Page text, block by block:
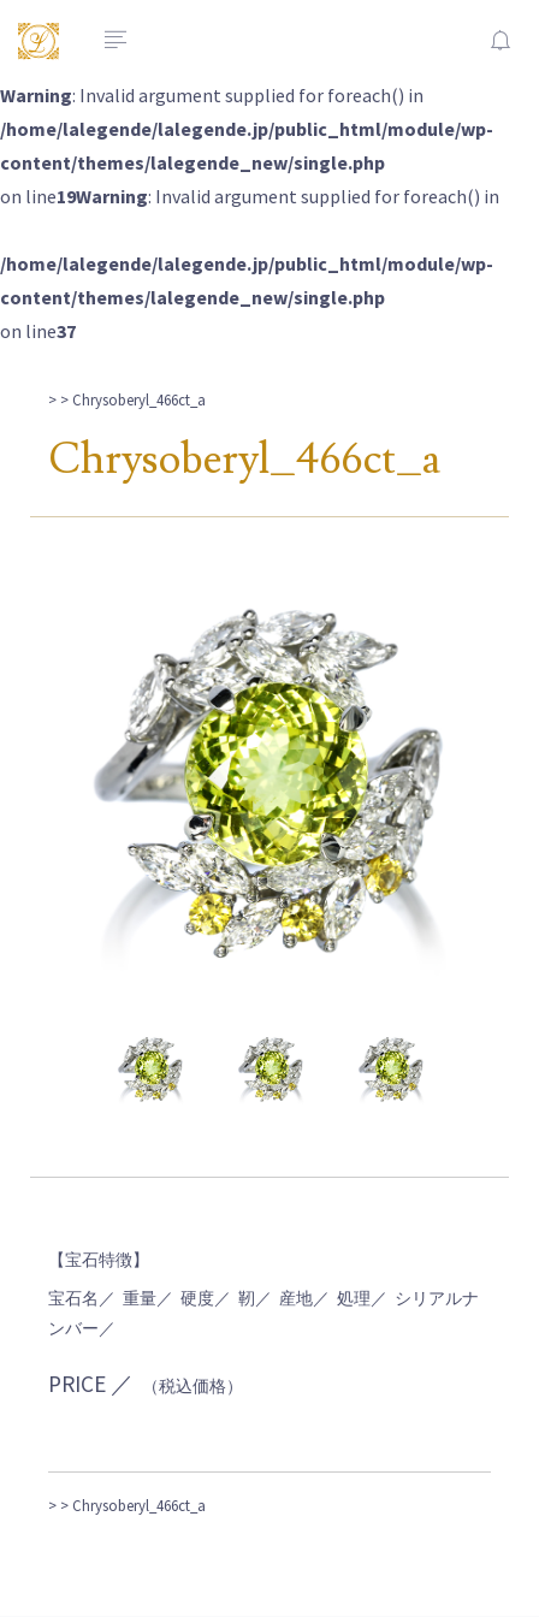
Warning: Invalid argument supplied for foreach() in
/home/lalegende/lalegende.jp/public_html/module/wp-
content/themes/lalegende_new/single.php
on line19Warning: Invalid argument supplied for foreach() in
/home/lalegende/lalegende.jp/public_html/module/wp-
content/themes/lalegende_new/single.php
on line37
> > Chrysoberyl_466ct_a
Chrysoberyl_466ct_a
【宝石特徴】
宝石名／ 重量／ 硬度／ 靭／ 産地／ 処理／ シリアルナ
ンバー／
PRICE ／ （税込価格）
> > Chrysoberyl_466ct_a